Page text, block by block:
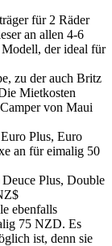
für 2 Räder
an allen 4-6
Modell, der ideal für
zu der auch Britz
Mietkosten
von Maui
Plus, Euro
an für eimalig 50
Plus, Double
ebenfalls
75 NZD. Es
ist, denn sie